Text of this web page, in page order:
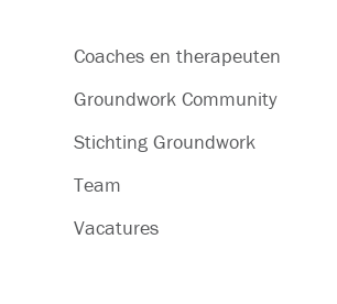
Coaches en therapeuten
Groundwork Community
Stichting Groundwork
Team
Vacatures